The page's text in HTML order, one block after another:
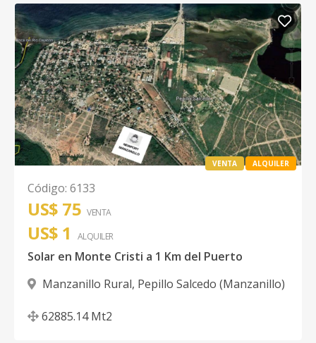
VENTA ALQUILER
Código: 6133
US$ 75 VENTA
US$ 1 ALQUILER
Solar en Monte Cristi a 1 Km del Puerto
Manzanillo Rural, Pepillo Salcedo (Manzanillo)
62885.14 Mt2